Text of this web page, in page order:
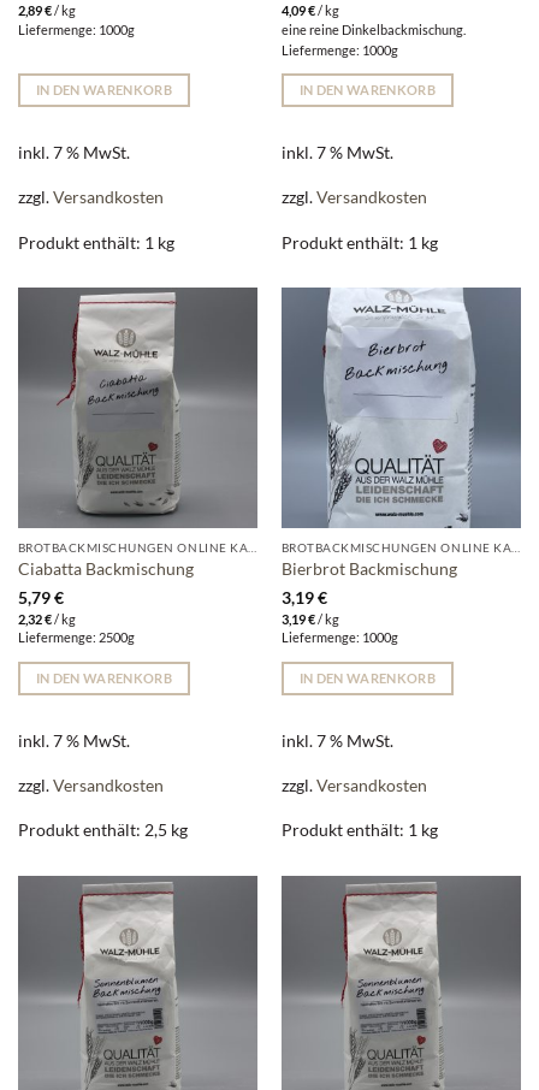
2,89€/ kg
Liefermenge: 1000g
IN DEN WARENKORB
inkl. 7 % MwSt.
zzgl.Versandkosten
Produkt enthält: 1 kg
4,09€/ kg
eine reine Dinkelbackmischung.
Liefermenge: 1000g
IN DEN WARENKORB
inkl. 7 % MwSt.
zzgl.Versandkosten
Produkt enthält: 1 kg
Ciabatta Backmischung
5,79€
2,32€/ kg
Liefermenge: 2500g
IN DEN WARENKORB
inkl. 7 % MwSt.
zzgl.Versandkosten
Produkt enthält: 2,5 kg
Bierbrot Backmischung
3,19€
3,19€/ kg
Liefermenge: 1000g
IN DEN WARENKORB
inkl. 7 % MwSt.
zzgl.Versandkosten
Produkt enthält: 1 kg